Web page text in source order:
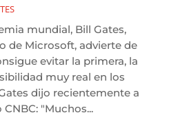
mundial, Bill Gates,
de Microsoft, advierte de
evitar la primera, la
muy real en los
dijo recientemente a
"Muchos...